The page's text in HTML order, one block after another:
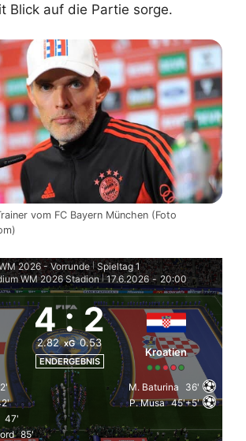
Blick auf die Partie sorge.
vom FC Bayern München (Foto
2026 - Vorrunde | Spieltag 1
WM 2026 Stadion | 17.6.2026 - 20:00
4 : 2
2.82 xG 0.53
ENDERGEBNIS
Kroatien
47'
85'
M. Baturina
36'
P. Musa 45'+5'